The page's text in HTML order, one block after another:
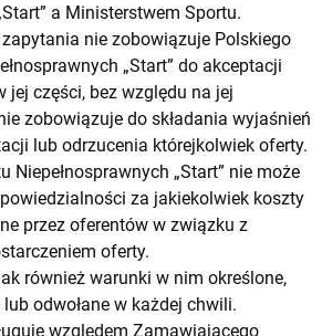
a Ministerstwem Sportu.
nie zobowiązuje Polskiego
„Start” do akceptacji
jej części, bez względu na jej
zobowiązuje do składania wyjaśnień
lub odrzucenia którejkolwiek oferty.
Niepełnosprawnych „Start” nie może
za jakiekolwiek koszty
przez oferentów w związku z
oferty.
również warunki w nim określone,
odwołane w każdej chwili.
względem Zamawiającego